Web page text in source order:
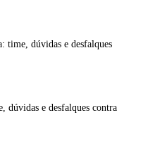
time, dúvidas e desfalques
dúvidas e desfalques contra